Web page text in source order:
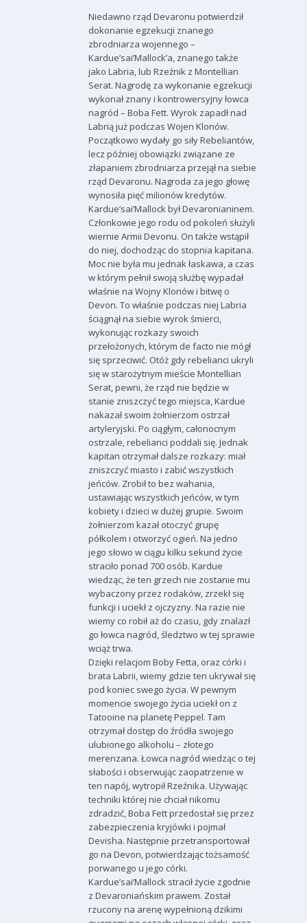
Niedawno rząd Devaronu potwierdził
dokonanie egzekucji znanego
zbrodniarza wojennego –
Kardue’sai’Mallock’a, znanego także
jako Labria, lub Rzeźnik z Montellian
Serat. Nagrodę za wykonanie egzekucji
wykonał znany i kontrowersyjny łowca
nagród – Boba Fett. Wyrok zapadł nad
Labrią już podczas Wojen Klonów.
Początkowo wydały go siły Rebeliantów,
lecz później obowiązki związane ze
złapaniem zbrodniarza przejął na siebie
rząd Devaronu. Nagroda za jego głowę
wynosiła pięć milionów kredytów.
Kardue’sai’Mallock był Devaronianinem.
Członkowie jego rodu od pokoleń służyli
wiernie Armii Devonu. On także wstąpił
do niej, dochodząc do stopnia kapitana.
Moc nie była mu jednak łaskawa, a czas
w którym pełnił swoją służbę wypadał
właśnie na Wojny Klonów i bitwę o
Devon. To właśnie podczas niej Labria
ściągnął na siebie wyrok śmierci,
wykonując rozkazy swoich
przełożonych, którym de facto nie mógł
się sprzeciwić. Otóż gdy rebelianci ukryli
się w starożytnym mieście Montellian
Serat, pewni, że rząd nie będzie w
stanie zniszczyć tego miejsca, Kardue
nakazał swoim żołnierzom ostrzał
artyleryjski. Po ciągłym, całonocnym
ostrzale, rebelianci poddali się. Jednak
kapitan otrzymał dalsze rozkazy: miał
zniszczyć miasto i zabić wszystkich
jeńców. Zrobił to bez wahania,
ustawiając wszystkich jeńców, w tym
kobiety i dzieci w dużej grupie. Swoim
żołnierzom kazał otoczyć grupę
półkolem i otworzyć ogień. Na jedno
jego słowo w ciągu kilku sekund życie
straciło ponad 700 osób. Kardue
wiedząc, że ten grzech nie zostanie mu
wybaczony przez rodaków, zrzekł się
funkcji i uciekł z ojczyzny. Na razie nie
wiemy co robił aż do czasu, gdy znalazł
go łowca nagród, śledztwo w tej sprawie
wciąż trwa.
Dzięki relacjom Boby Fetta, oraz córki i
brata Labrii, wiemy gdzie ten ukrywał się
pod koniec swego życia. W pewnym
momencie swojego życia uciekł on z
Tatooine na planetę Peppel. Tam
otrzymał dostęp do źródła swojego
ulubionego alkoholu – złotego
merenzana. Łowca nagród wiedząc o tej
słabości i obserwując zaopatrzenie w
ten napój, wytropił Rzeźnika. Używając
techniki której nie chciał nikomu
zdradzić, Boba Fett przedostał się przez
zabezpieczenia kryjówki i pojmał
Devisha. Następnie przetransportował
go na Devon, potwierdzając tożsamość
porwanego u jego córki.
Kardue’sai’Mallock stracił życie zgodnie
z Devaroniańskim prawem. Został
rzucony na arenę wypełnioną dzikimi